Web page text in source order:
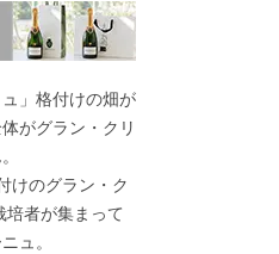
」格付けの畑が
がグラン・クリ
けのグラン・ク
培者が集まって
ュ。